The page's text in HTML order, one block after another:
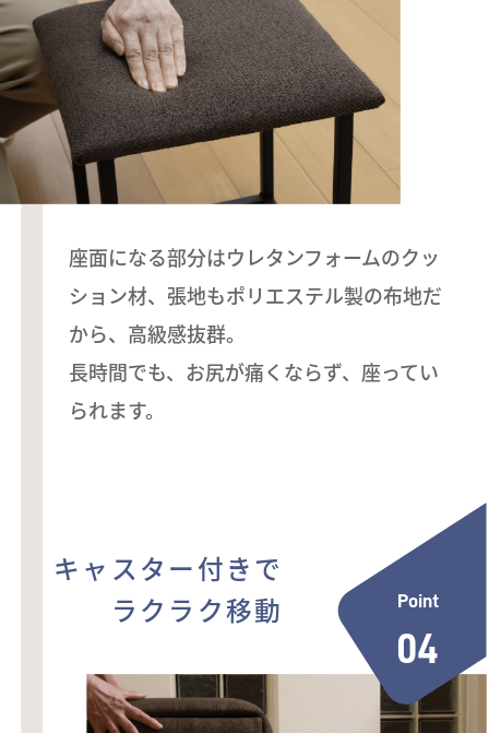
座面になる部分はウレタンフォームのクッ
ション材、張地もポリエステル製の布地だ
から、高級感抜群。
長時間でも、お尻が痛くならず、座ってい
られます。
キャスター付きで
ラクラク移動
Point
04